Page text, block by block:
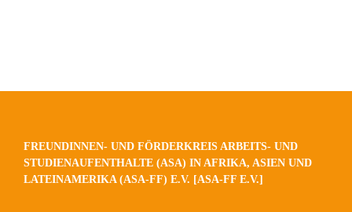
FREUNDINNEN- UND FÖRDERKREIS ARBEITS- UND
STUDIENAUFENTHALTE (ASA) IN AFRIKA, ASIEN UND
LATEINAMERIKA (ASA-FF) E.V. [ASA-FF E.V.]